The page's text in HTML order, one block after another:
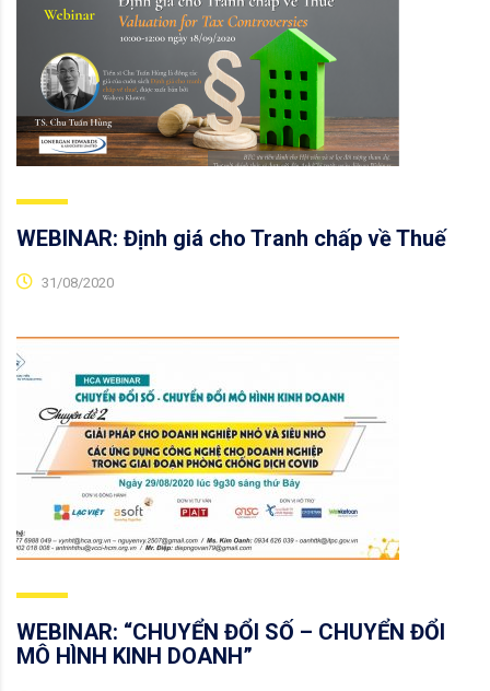
WEBINAR: Định giá cho Tranh chấp về Thuế
31/08/2020
WEBINAR: “CHUYỂN ĐỔI SỐ – CHUYỂN ĐỔI
MÔ HÌNH KINH DOANH”